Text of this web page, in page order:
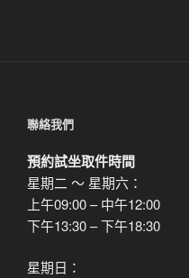
聯絡我們
預約試坐取件時間
星期二 ～ 星期六：
上午09:00 – 中午12:00
下午13:30 – 下午18:30
星期日：